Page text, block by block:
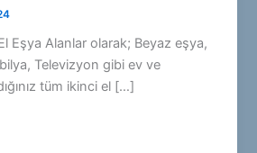
Eşya Alanlar olarak; Beyaz eşya,
Televizyon gibi ev ve
tüm ikinci el […]